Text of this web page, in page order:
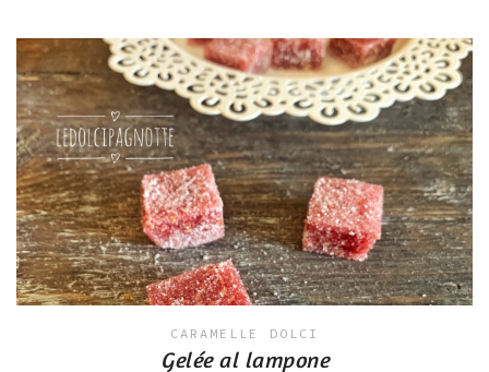
CARAMELLE DOLCI
Gelée al lampone